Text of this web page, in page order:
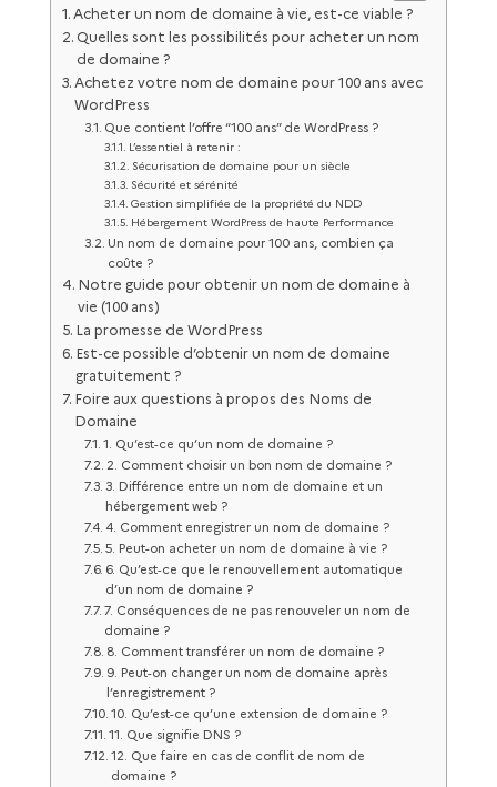
Acheter un nom de domaine à vie, est-ce viable ?
Quelles sont les possibilités pour acheter un nom
de domaine ?
Achetez votre nom de domaine pour 100 ans avec
WordPress
Que contient l’offre “100 ans” de WordPress ?
L’essentiel à retenir :
Sécurisation de domaine pour un siècle
Sécurité et sérénité
Gestion simplifiée de la propriété du NDD
Hébergement WordPress de haute Performance
Un nom de domaine pour 100 ans, combien ça
coûte ?
Notre guide pour obtenir un nom de domaine à
vie (100 ans)
La promesse de WordPress
Est-ce possible d’obtenir un nom de domaine
gratuitement ?
Foire aux questions à propos des Noms de
Domaine
1. Qu’est-ce qu’un nom de domaine ?
2. Comment choisir un bon nom de domaine ?
3. Différence entre un nom de domaine et un
hébergement web ?
4. Comment enregistrer un nom de domaine ?
5. Peut-on acheter un nom de domaine à vie ?
6. Qu’est-ce que le renouvellement automatique
d’un nom de domaine ?
7. Conséquences de ne pas renouveler un nom de
domaine ?
8. Comment transférer un nom de domaine ?
9. Peut-on changer un nom de domaine après
l’enregistrement ?
10. Qu’est-ce qu’une extension de domaine ?
11. Que signifie DNS ?
12. Que faire en cas de conflit de nom de
domaine ?